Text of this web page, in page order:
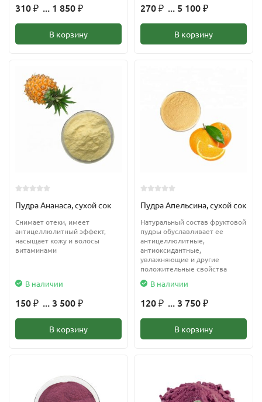
310 ₽ ... 1 850 ₽
В корзину
270 ₽ ... 5 100 ₽
В корзину
Пудра Ананаса, сухой сок
Снимает отеки, имеет
антицеллюлитный эффект,
насыщает кожу и волосы
витаминами
В наличии
150 ₽ ... 3 500 ₽
В корзину
Пудра Апельсина, сухой сок
Натуральный состав фруктовой
пудры обуславливает ее
антицеллюлитные,
антиоксидантные,
увлажняющие и другие
положительные свойства
В наличии
120 ₽ ... 3 750 ₽
В корзину